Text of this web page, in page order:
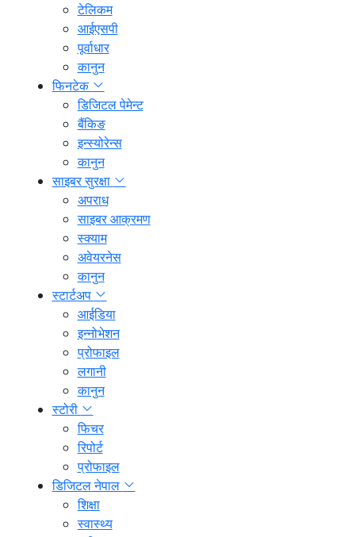
टेलिकम
आईएसपी
पूर्वाधार
कानुन
फिनटेक
डिजिटल पेमेन्ट
बैंकिङ
इन्स्योरेन्स
कानुन
साइबर सुरक्षा
अपराध
साइबर आक्रमण
स्क्याम
अवेयरनेस
कानुन
स्टार्टअप
आईडिया
इन्नोभेशन
प्रोफाइल
लगानी
कानुन
स्टोरी
फिचर
रिपोर्ट
प्रोफाइल
डिजिटल नेपाल
शिक्षा
स्वास्थ्य